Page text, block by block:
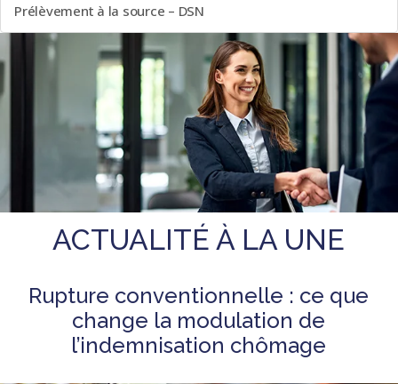
Prélèvement à la source – DSN
ACTUALITÉ À LA UNE
Rupture conventionnelle : ce que
change la modulation de
l’indemnisation chômage